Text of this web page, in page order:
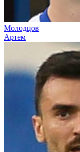
Молодцов
Артем